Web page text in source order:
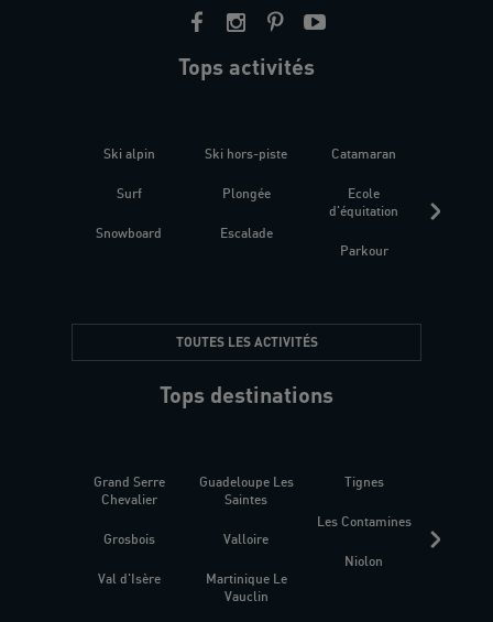
Tops activités
Ski alpin
Surf
Snowboard
Ski hors-piste
Plongée
Escalade
Catamaran
Ecole
d'équitation
Parkour
TOUTES LES ACTIVITÉS
Tops destinations
Grand Serre
Chevalier
Grosbois
Val d'Isère
Guadeloupe Les
Saintes
Valloire
Martinique Le
Vauclin
Tignes
Les Contamines
Niolon